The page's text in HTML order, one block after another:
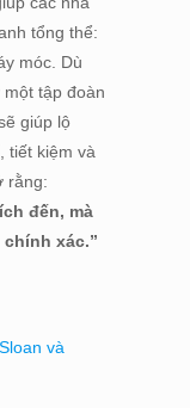
tổng thể:
móc. Dù
tập đoàn
giúp lộ
tiết kiệm và
rằng:
đến, mà
xác.”
và